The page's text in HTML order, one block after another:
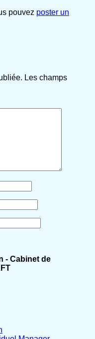
pouvez poster un
Les champs
- Cabinet de